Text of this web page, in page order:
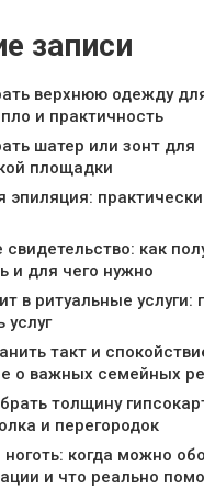
записи
верхнюю одежду
и практичность
шатер или зонт для
площадки
эпиляция:
свидетельство: как
и для чего нужно
в ритуальные услуги:
услуг
такт и
о важных семейных
толщину
и перегородок
когда можно
и что реально